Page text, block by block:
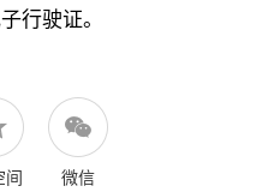
行驶证。
间 微信